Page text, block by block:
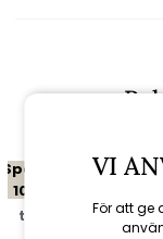
Spara
10%
till 16/8
VI
För att ge